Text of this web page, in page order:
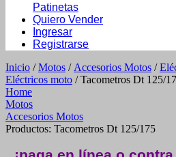
Patinetas
Quiero Vender
Ingresar
Registrarse
Inicio /Motos / Accesorios Motos /
Eléctricos moto / Tacometros Dt 125/
Home
Motos
Accesorios Motos
Productos: Tacometros Dt 125/175